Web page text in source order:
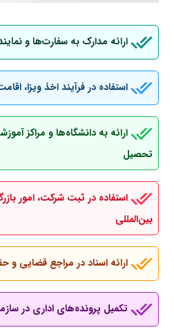
ارائه مدارک به سفارت‌ها و
استفاده در فرآیند اخذ ویزا،
ارائه به دانشگاه‌ها و مراکز
تحصیل
استفاده در ثبت شرکت، امور
بین‌المللی
ارائه اسناد در مراجع قضایی و
تکمیل پرونده‌های اداری در